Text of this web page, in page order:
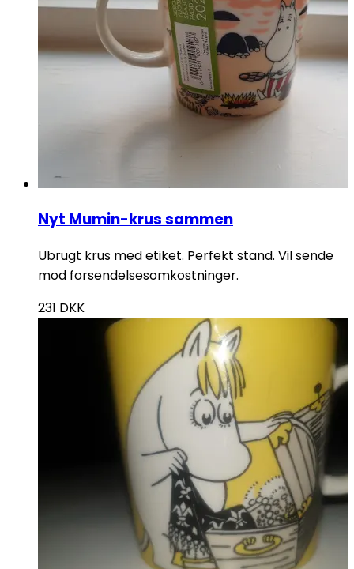
Nyt Mumin-krus sammen
Ubrugt krus med etiket. Perfekt stand. Vil sende
mod forsendelsesomkostninger.
231 DKK